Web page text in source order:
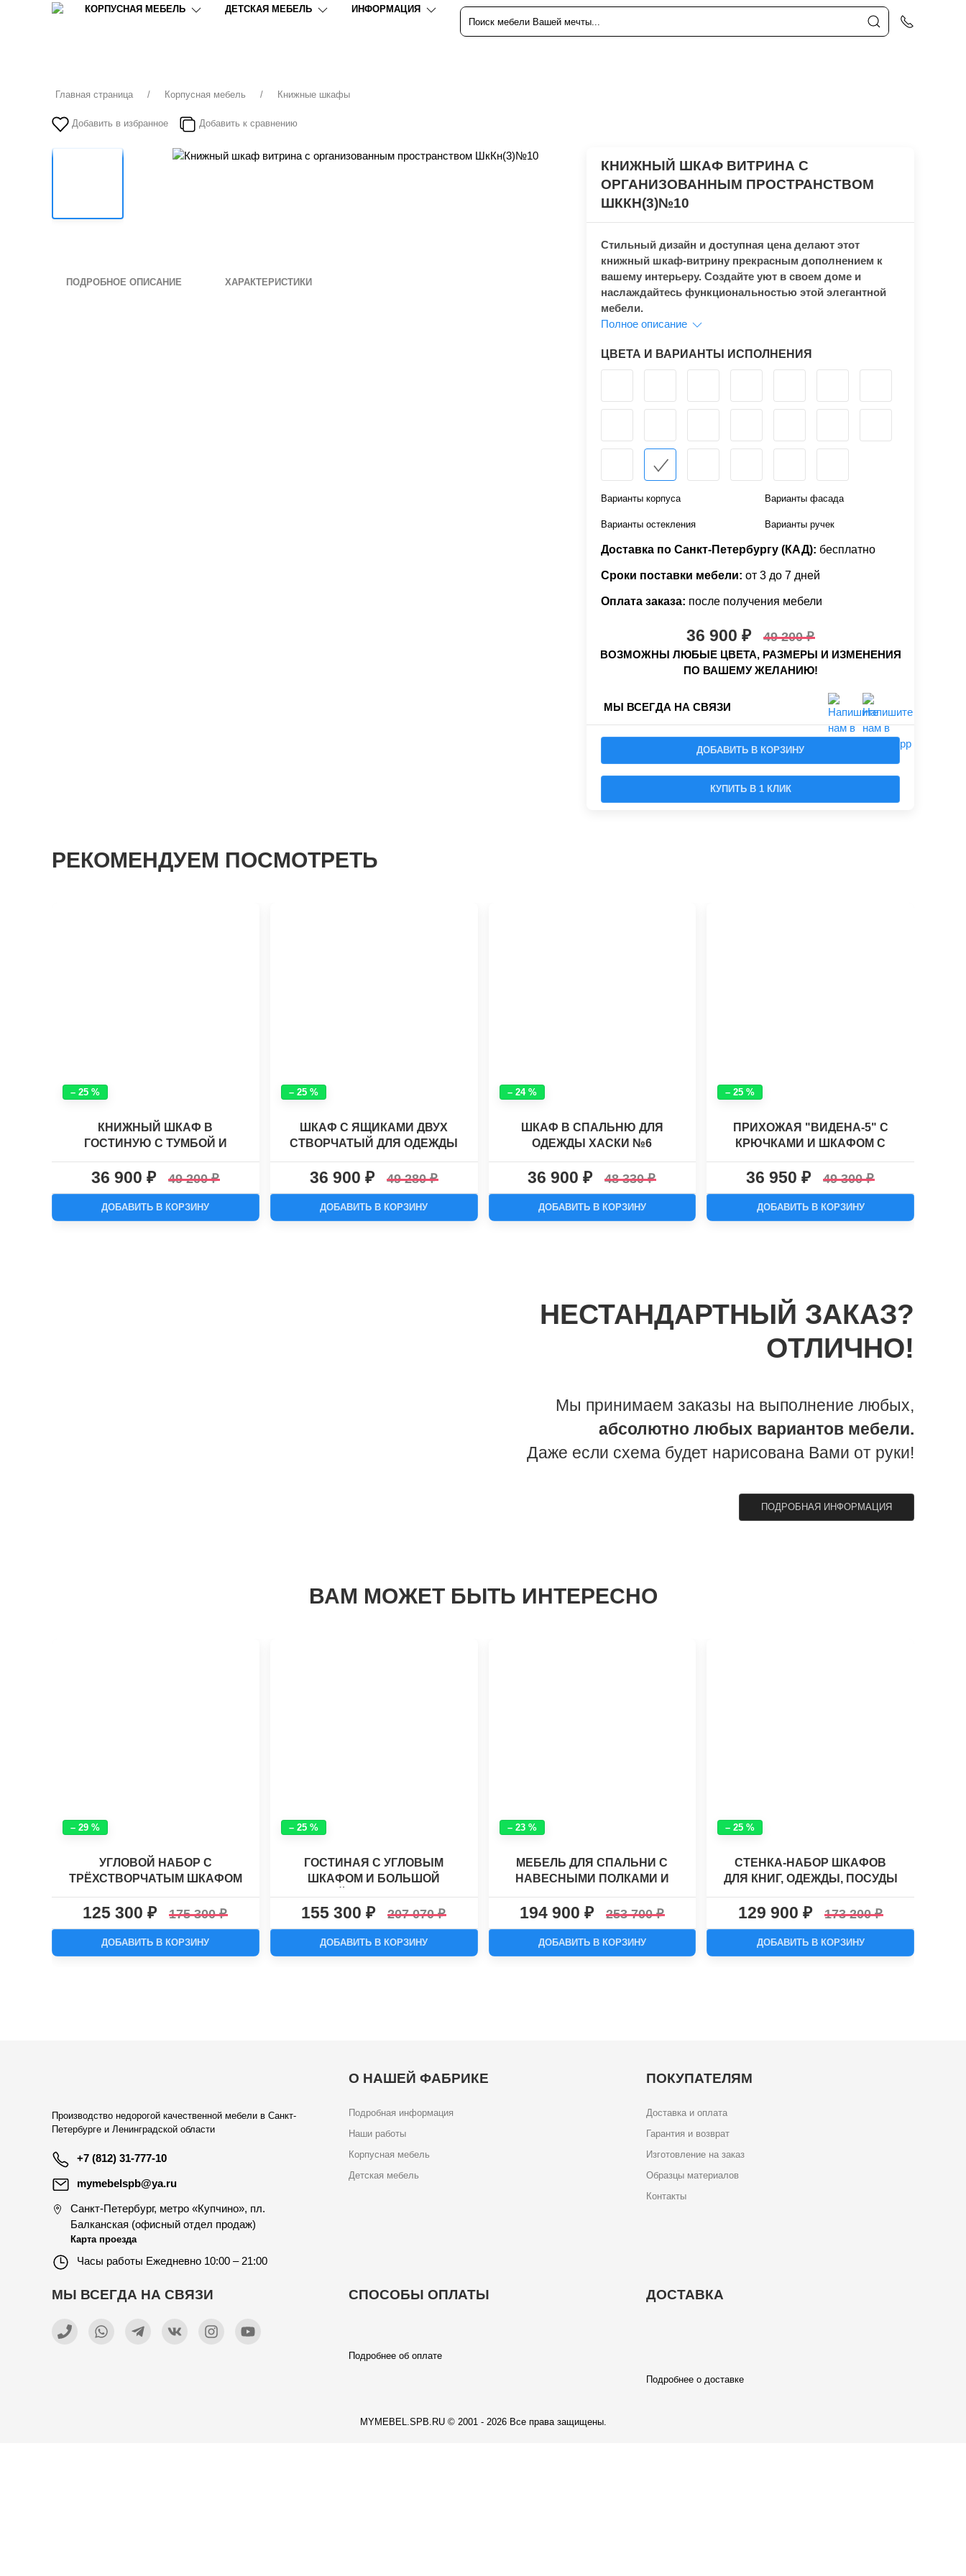
КОРПУСНАЯ МЕБЕЛЬ ДЕТСКАЯ МЕБЕЛЬ ИНФОРМАЦИЯ
Главная страница Корпусная мебель Книжные шкафы
Добавить в избранное Добавить к сравнению
ПОДРОБНОЕ ОПИСАНИЕ ХАРАКТЕРИСТИКИ
КНИЖНЫЙ ШКАФ ВИТРИНА С
ОРГАНИЗОВАННЫМ ПРОСТРАНСТВОМ
ШККН(3)№10​
Стильный дизайн и доступная цена делают этот
книжный шкаф-витрину прекрасным дополнением к
вашему интерьеру. Создайте уют в своем доме и
наслаждайтесь функциональностью этой элегантной
мебели.
Полное описание
ЦВЕТА И ВАРИАНТЫ ИСПОЛНЕНИЯ
Варианты корпуса Варианты фасада
Варианты остекления Варианты ручек
Доставка по Санкт-Петербургу (КАД): бесплатно
Сроки поставки мебели: от 3 до 7 дней
Оплата заказа: после получения мебели
36 900 49 200
ВОЗМОЖНЫ ЛЮБЫЕ ЦВЕТА, РАЗМЕРЫ И ИЗМЕНЕНИЯ
ПО ВАШЕМУ ЖЕЛАНИЮ!
МЫ ВСЕГДА НА СВЯЗИ
ДОБАВИТЬ В КОРЗИНУ
КУПИТЬ В 1 КЛИК
РЕКОМЕНДУЕМ ПОСМОТРЕТЬ
– 25 %
КНИЖНЫЙ ШКАФ В
ГОСТИНУЮ С ТУМБОЙ И
ШИРОКИМИ ВЫДВИЖНЫМИ
ЯЩИКАМИ ШККН(3)№4
36 900 49 200
ДОБАВИТЬ В КОРЗИНУ
– 25 %
ШКАФ С ЯЩИКАМИ ДВУХ
СТВОРЧАТЫЙ ДЛЯ ОДЕЖДЫ
ХАСКИ №7
36 900 49 280
ДОБАВИТЬ В КОРЗИНУ
– 24 %
ШКАФ В СПАЛЬНЮ ДЛЯ
ОДЕЖДЫ ХАСКИ №6
36 900 48 330
ДОБАВИТЬ В КОРЗИНУ
– 25 %
ПРИХОЖАЯ "ВИДЕНА-5" С
КРЮЧКАМИ И ШКАФОМ С
ЗЕРКАЛОМ
36 950 49 300
ДОБАВИТЬ В КОРЗИНУ
НЕСТАНДАРТНЫЙ ЗАКАЗ?
ОТЛИЧНО!
Мы принимаем заказы на выполнение любых,
абсолютно любых вариантов мебели.
Даже если схема будет нарисована Вами от руки!
ПОДРОБНАЯ ИНФОРМАЦИЯ
ВАМ МОЖЕТ БЫТЬ ИНТЕРЕСНО
– 29 %
УГЛОВОЙ НАБОР С
ТРЁХСТВОРЧАТЫМ ШКАФОМ
ХАСКИ КЛАССИК №9
125 300 175 300
ДОБАВИТЬ В КОРЗИНУ
– 25 %
ГОСТИНАЯ С УГЛОВЫМ
ШКАФОМ И БОЛЬШОЙ
НИШЕЙ ДЛЯ ТВ ХАСКИ-9
155 300 207 070
ДОБАВИТЬ В КОРЗИНУ
– 23 %
МЕБЕЛЬ ДЛЯ СПАЛЬНИ С
НАВЕСНЫМИ ПОЛКАМИ И
УГЛОВЫМ ШКАФОМ "ЛАУНЧ
3"
194 900 253 700
ДОБАВИТЬ В КОРЗИНУ
– 25 %
СТЕНКА-НАБОР ШКАФОВ
ДЛЯ КНИГ, ОДЕЖДЫ, ПОСУДЫ
И ТЕЛЕВИЗОРА ХАСКИ - 27
129 900 173 200
ДОБАВИТЬ В КОРЗИНУ
Производство недорогой качественной мебели в Санкт-
Петербурге и Ленинградской области
+7 (812) 31-777-10
mymebelspb@ya.ru
Санкт-Петербург, метро «Купчино», пл.
Балканская (офисный отдел продаж)
Карта проезда
Часы работы Ежедневно 10:00 – 21:00
О НАШЕЙ ФАБРИКЕ
Подробная информация
Наши работы
Корпусная мебель
Детская мебель
ПОКУПАТЕЛЯМ
Доставка и оплата
Гарантия и возврат
Изготовление на заказ
Образцы материалов
Контакты
МЫ ВСЕГДА НА СВЯЗИ СПОСОБЫ ОПЛАТЫ
Подробнее об оплате
ДОСТАВКА
Подробнее о доставке
MYMEBEL.SPB.RU © 2001 - 2026 Все права защищены.